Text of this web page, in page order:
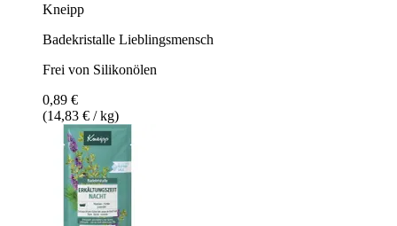
Kneipp
Badekristalle Lieblingsmensch
Frei von Silikonölen
0,89 €
(14,83 € / kg)